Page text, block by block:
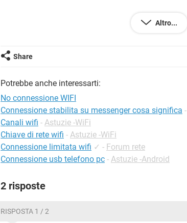
Altro...
Share
Potrebbe anche interessarti:
No connessione WIFI
Connessione stabilita su messenger cosa significa -
Canali wifi - Astuzie -WiFi
Chiave di rete wifi - Astuzie -WiFi
Connessione limitata wifi ✓ - Forum rete
Connessione usb telefono pc - Astuzie -Android
2 risposte
RISPOSTA 1 / 2